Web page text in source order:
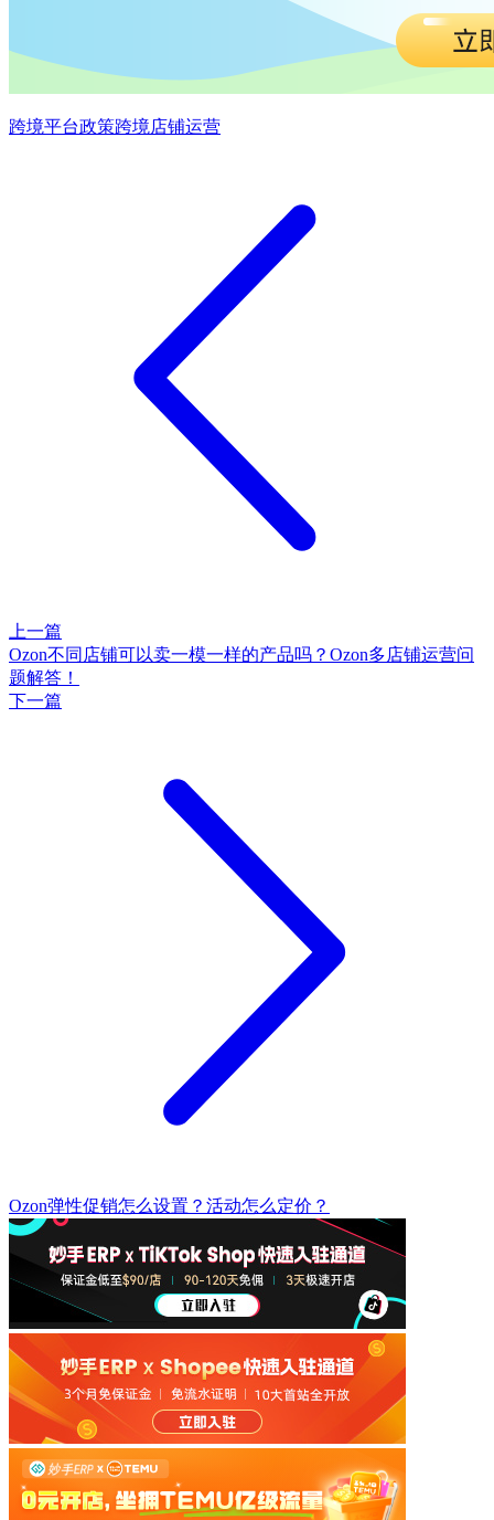
跨境平台政策跨境店铺运营
上一篇
Ozon不同店铺可以卖一模一样的产品吗？Ozon多店铺运营问
题解答！
下一篇
Ozon弹性促销怎么设置？活动怎么定价？